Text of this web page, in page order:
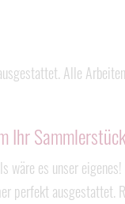
Alle
Ihr
es unser
ausgestattet.